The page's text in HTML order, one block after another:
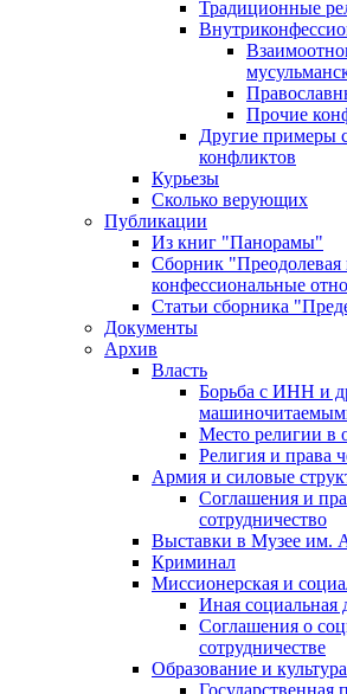
Традиционные
Прочие
Другие примеры
конфликтов
Курьезы
Сколько верующих
Публикации
Из книг "Панорамы"
Сборник "Преодолевая
конфессиональные
Статьи сборника
Документы
Архив
Власть
Борьба с ИНН и
Место религии в
Религия и права
Армия и силовые
Соглашения и
сотрудничество
Выставки в Музее им.
Криминал
Миссионерская и
Иная социальная
Соглашения о
сотрудничестве
Образование и культура
Государственная